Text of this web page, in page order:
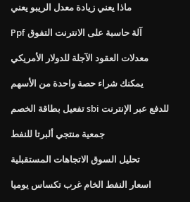
ماذا يعني زيادة معدل الريبو يعني
Ppf آلة حاسبة على الانترنت التفوق
معدلات العقود الآجلة للدولار الأمريكي
يمكنك شراء حصة واحدة من الأسهم
تفعيل بطاقة الخصم sbi للدفع عبر الإنترنت
جمعية منتجي ألبرتا للنفط
تحليل السوق الاتجاهات المستقبلية
اسعار النفط الخام غرب تكساس يوميا